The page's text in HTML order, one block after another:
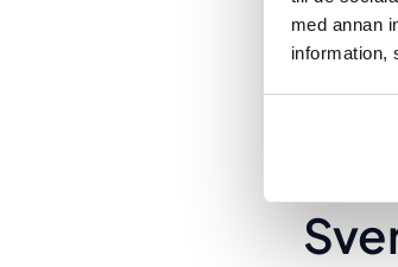
med annan
information,
EFRAG
och det